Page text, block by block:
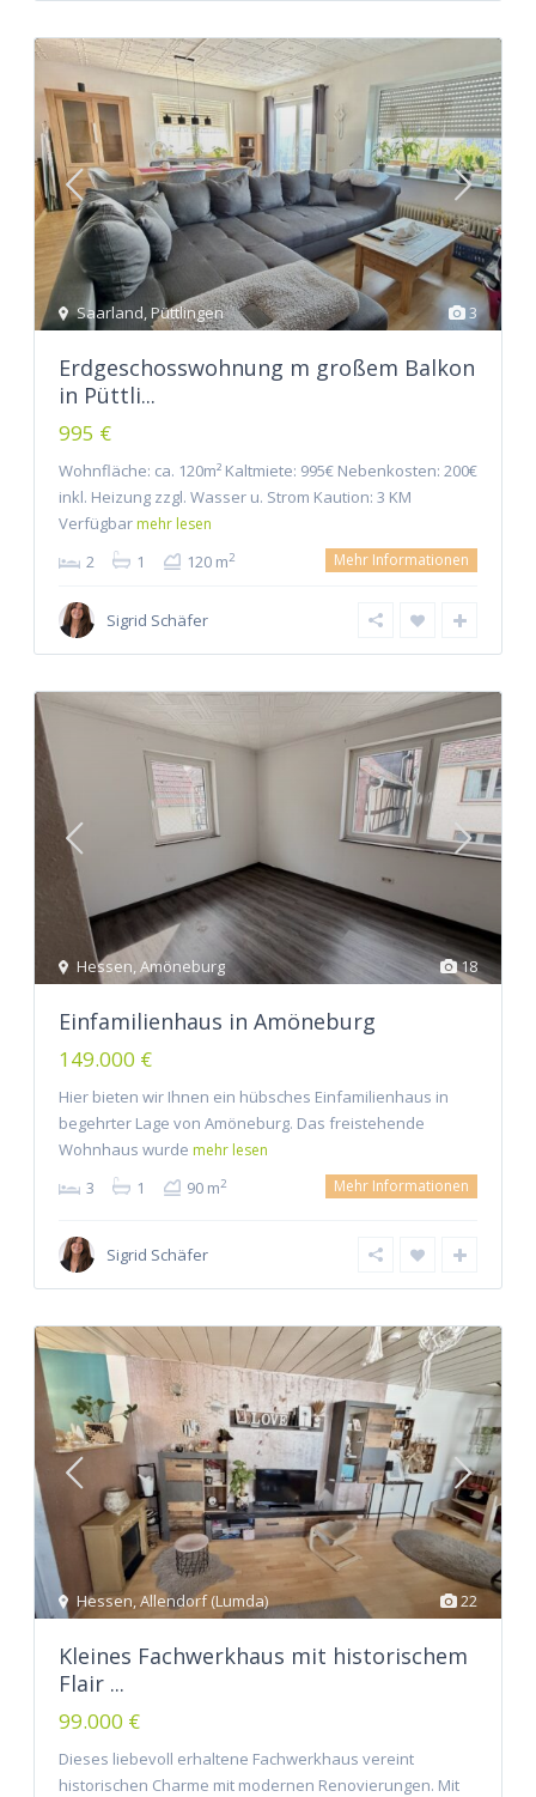
3
Saarland,Püttlingen
Erdgeschosswohnung m großem Balkon
in Püttli...
995 €
Wohnfläche: ca. 120m² Kaltmiete: 995€ Nebenkosten: 200€
inkl. Heizung zzgl. Wasser u. Strom Kaution: 3 KM
Verfügbar mehr lesen
2 1 120 m2 Mehr Informationen
Sigrid Schäfer
18
Hessen,Amöneburg
Einfamilienhaus in Amöneburg
149.000 €
Hier bieten wir Ihnen ein hübsches Einfamilienhaus in
begehrter Lage von Amöneburg. Das freistehende
Wohnhaus wurde mehr lesen
3 1 90 m2 Mehr Informationen
Sigrid Schäfer
22
Hessen,Allendorf (Lumda)
Kleines Fachwerkhaus mit historischem
Flair ...
99.000 €
Dieses liebevoll erhaltene Fachwerkhaus vereint
historischen Charme mit modernen Renovierungen. Mit